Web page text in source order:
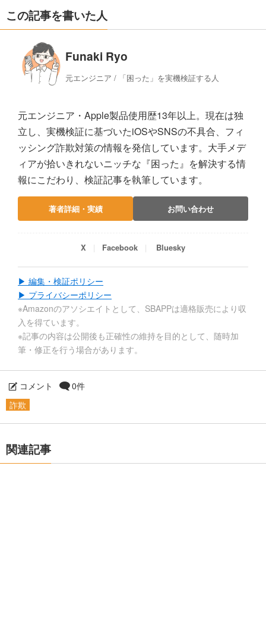
この記事を書いた人
Funaki Ryo
元エンジニア / 「困った」を実機検証する人
元エンジニア・Apple製品使用歴13年以上。現在は独
立し、実機検証に基づいたiOSやSNSの不具合、フィ
ッシング詐欺対策の情報を発信しています。大手メデ
ィアが拾いきれないニッチな『困った』を解決する情
報にこだわり、検証記事を執筆しています。
著者詳細・実績 お問い合わせ
X Facebook Bluesky
▶ 編集・検証ポリシー
▶ プライバシーポリシー
※Amazonのアソシエイトとして、SBAPPは適格販売により収
入を得ています。
※記事の内容は公開後も正確性の維持を目的として、随時加
筆・修正を行う場合があります。
コメント
0件
詐欺
関連記事